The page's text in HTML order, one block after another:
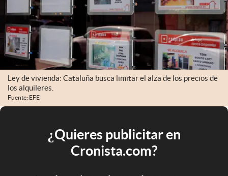
Ley de vivienda: Cataluña busca limitar el alza de los precios de
los alquileres.
Fuente: EFE
¿Quieres publicitar en
Cronista.com?